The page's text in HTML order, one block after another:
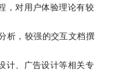
，对用户体验理论有较
析，较强的交互文档撰
计、广告设计等相关专